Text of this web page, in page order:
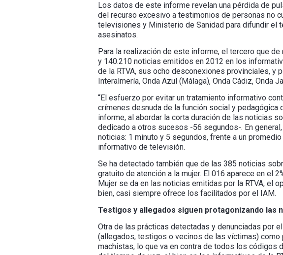
Los datos de este informe revelan una pérdida de
del recurso excesivo a testimonios de personas no
televisiones y Ministerio de Sanidad para difundir el
asesinatos.
Para la realización de este informe, el tercero que
y 140.210 noticias emitidos en 2012 en los
de la RTVA, sus ocho desconexiones provinciales, y
Interalmería, Onda Azul (Málaga), Onda Cádiz, Onda
“El esfuerzo por evitar un tratamiento informativo
crímenes desnuda de la función social y pedagógica
informe, al abordar la corta duración de las noticias
dedicado a otros sucesos -56 segundos-. En
noticias: 1 minuto y 5 segundos, frente a un
informativo de televisión.
Se ha detectado también que de las 385 noticias
gratuito de atención a la mujer. El 016 aparece en el
Mujer se da en las noticias emitidas por la RTVA, el
bien, casi siempre ofrece los facilitados por el IAM.
Testigos y allegados siguen protagonizando las
Otra de las prácticas detectadas y denunciadas por
(allegados, testigos o vecinos de las víctimas)
machistas, lo que va en contra de todos los códigos